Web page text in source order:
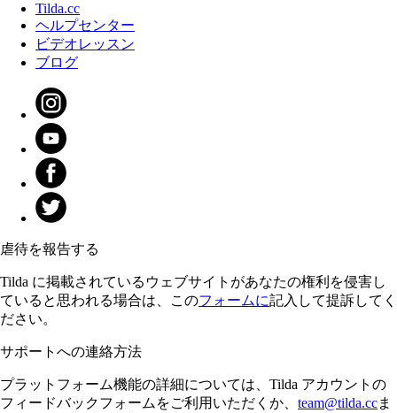
Tilda.cc
ヘルプセンター
ビデオレッスン
ブログ
虐待を報告する
Tilda に掲載されているウェブサイトがあなたの権利を侵害し
ていると思われる場合は、このフォームに記入して提訴してく
ださい。
サポートへの連絡方法
プラットフォーム機能の詳細については、Tilda アカウントの
フィードバックフォームをご利用いただくか、 team@tilda.ccま